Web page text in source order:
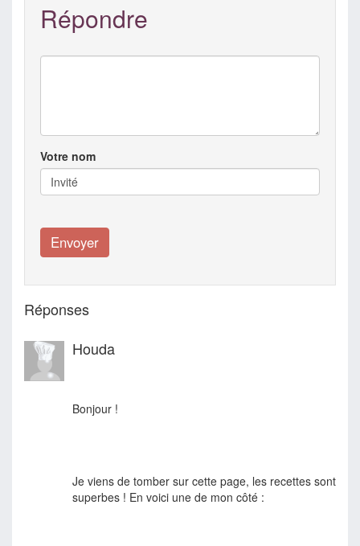
Répondre
Votre nom
Réponses
Houda
Bonjour !
Je viens de tomber sur cette page, les recettes sont
superbes ! En voici une de mon côté :